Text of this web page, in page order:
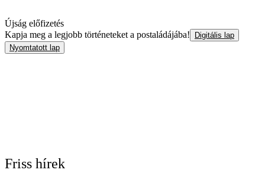
Újság előfizetés
Kapja meg a legjobb történeteket a postaládájába!
Digitális lap
Nyomtatott lap
Friss hírek